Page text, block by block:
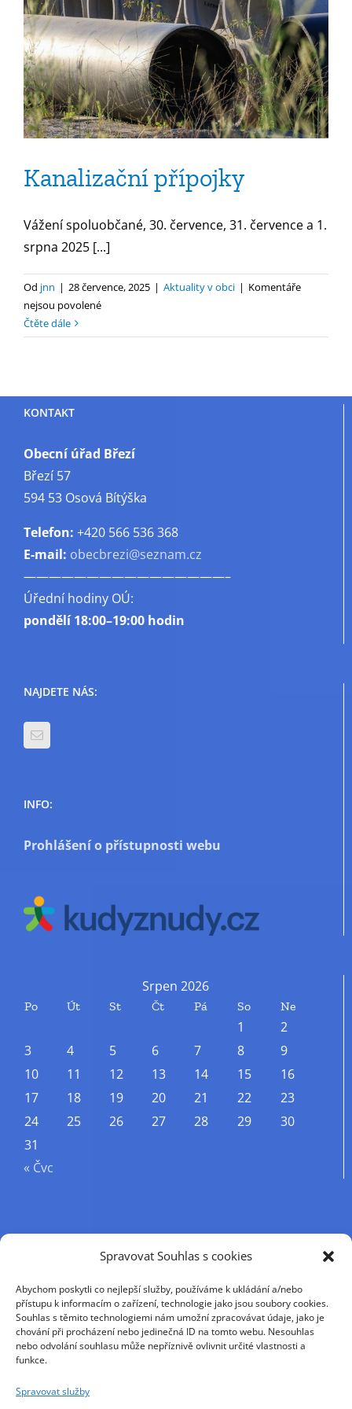
Spravovat Souhlas s cookies
Abychom poskytli co nejlepší služby, používáme k ukládání a/nebo
přístupu k informacím o zařízení, technologie jako jsou soubory cookies.
Souhlas s těmito technologiemi nám umožní zpracovávat údaje, jako je
chování při procházení nebo jedinečná ID na tomto webu. Nesouhlas
nebo odvolání souhlasu může nepříznivě ovlivnit určité vlastnosti a
funkce.
Spravovat služby
Kanalizační přípojky
Vážení spoluobčané, 30. července, 31. července a 1.
srpna 2025 [...]
Od jnn | 28 července, 2025 | Aktuality v obci | Komentáře
nejsou povolenéu
s
přípojky
Čtěte dále
KONTAKT
Obecní úřad Březí
Březí 57
594 53 Osová Bítýška
Telefon: +420 566 536 368
E-mail: obecbrezi@seznam.cz
————————————————–
Úřední hodiny OÚ:
pondělí18:00–19:00 hodin
NAJDETE NÁS:
INFO:
Prohlášení o přístupnosti webu
Srpen 2026
Po Út St Čt Pá So Ne
1
2
3
4 5 6 7 8
9
10
11 12 13 14 15
16
17
18 19 20 21 22
23
24
25 26 27 28 29
30
31
« Čvc
Příjmení
Křestní jméno
E-mail